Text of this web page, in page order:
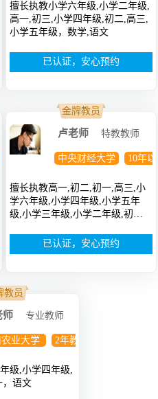
擅长执教小学六年级,小学二年级,
高一,初三,小学四年级,初二,高三,
小学五年级，数学,语文
已认证，安心预约
金牌教员
卢老师 特教教师
中央财经大学 10年
擅长执教高一,初二,初一,高三,小
学六年级,小学四年级,小学五年
级,小学三年级,小学二年级,初
已认证，安心预约
教员
师 专业教师
业大学 2年教龄
级,小学四年级,
，语文